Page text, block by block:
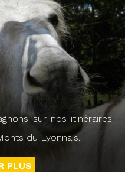
sur nos itinéraires
du Lyonnais.
PLUS